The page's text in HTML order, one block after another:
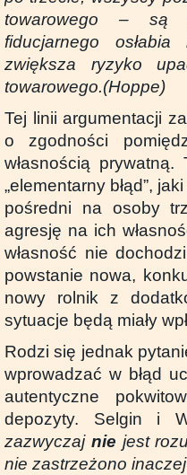
towarowego – są
fiducjarnego
zwiększa ryzyko
towarowego.(Hoppe)
Tej linii argumentacji
o zgodności
własnością
„elementarny błąd”,
pośredni na osoby
agresję na ich
własność nie
powstanie nowa,
nowy rolnik z
sytuacje będą miały
Rodzi się jednak
wprowadzać w błąd
autentyczne
depozyty. Selgin i
zazwyczaj nie jest
nie zastrzeżono